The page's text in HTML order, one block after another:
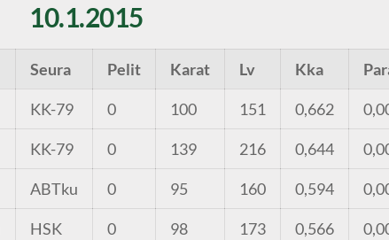
10.1.2015
Seura Pelit Karat Lv Kka
KK-79 0 100 151 0,662
KK-79 0 139 216 0,644
ABTku 0 95 160 0,594
HSK 0 98 173 0,566